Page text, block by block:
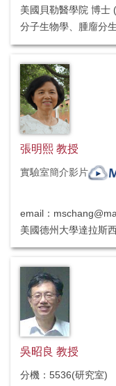
美國貝勒醫學院 博
分子生物學、腫廇分
癌基因、抗藥性、
張明熙 教授
實驗室簡介影片
email：
美國德州大學達拉斯
新藥研發、分子生物
新分子功能並研發與
醫藥及幹細胞療法
（不招收研究生）
吳昭良 教授
分機：5536(研究室)